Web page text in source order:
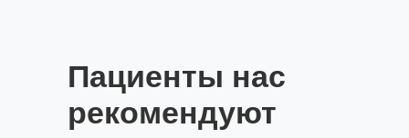
Пациенты нас
рекомендуют